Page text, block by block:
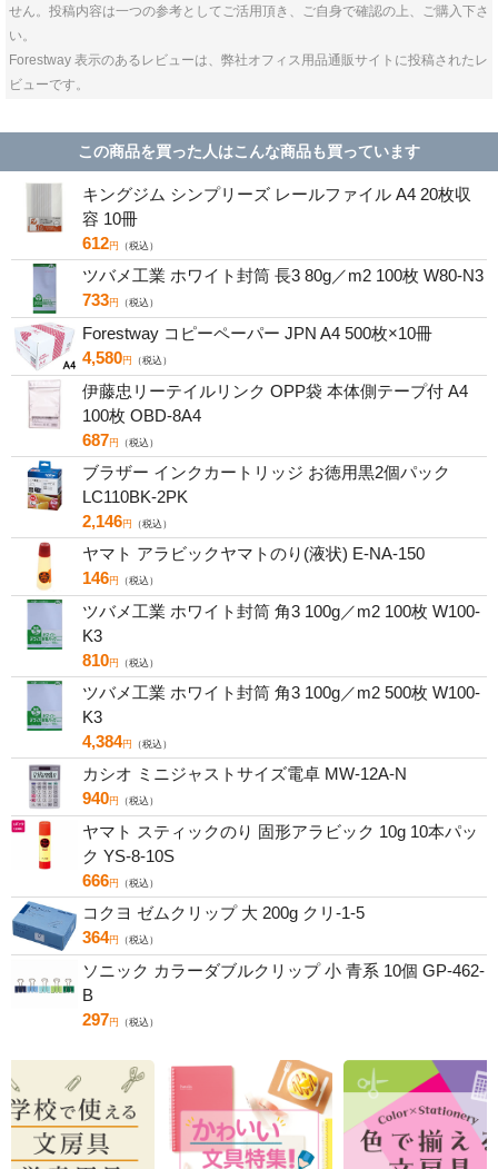
せん。投稿内容は一つの参考としてご活用頂き、ご自身で確認の上、ご購入下さ
い。
Forestway 表示のあるレビューは、弊社オフィス用品通販サイトに投稿されたレ
ビューです。
この商品を買った人はこんな商品も買っています
キングジム シンプリーズ レールファイル A4 20枚収
容 10冊
612円 （税込）
ツバメ工業 ホワイト封筒 長3 80g／m2 100枚 W80-N3
733円 （税込）
Forestway コピーペーパー JPN A4 500枚×10冊
4,580円 （税込）
伊藤忠リーテイルリンク OPP袋 本体側テープ付 A4
100枚 OBD-8A4
687円 （税込）
ブラザー インクカートリッジ お徳用黒2個パック
LC110BK-2PK
2,146円 （税込）
ヤマト アラビックヤマトのり(液状) E-NA-150
146円 （税込）
ツバメ工業 ホワイト封筒 角3 100g／m2 100枚 W100-
K3
810円 （税込）
ツバメ工業 ホワイト封筒 角3 100g／m2 500枚 W100-
K3
4,384円 （税込）
カシオ ミニジャストサイズ電卓 MW-12A-N
940円 （税込）
ヤマト スティックのり 固形アラビック 10g 10本パッ
ク YS-8-10S
666円 （税込）
コクヨ ゼムクリップ 大 200g クリ-1-5
364円 （税込）
ソニック カラーダブルクリップ 小 青系 10個 GP-462-
B
297円 （税込）